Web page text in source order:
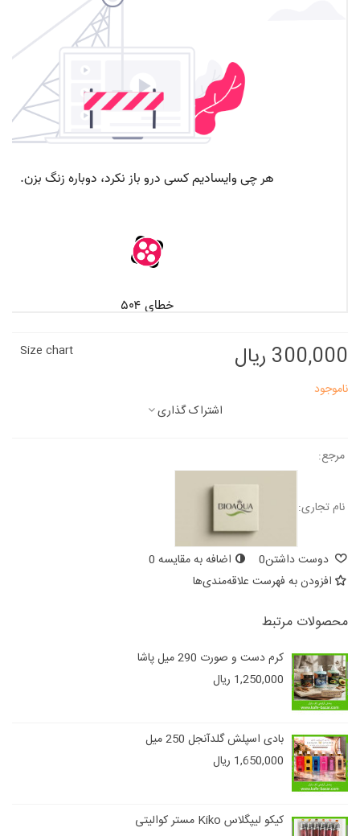
300,000 ریال
Size chart
ناموجود
اشتراک گذاری
مرجع:
نام تجاری:
دوست داشتن0 اضافه به مقایسه 0
افزودن به فهرست علاقه‌مندی‌ها
محصولات مرتبط
کرم دست و صورت 290 میل پاشا
1,250,000 ریال
بادی اسپلش گلدآنجل 250 میل
1,650,000 ریال
کیکو لیپگلاس Kiko مستر کوالیتی